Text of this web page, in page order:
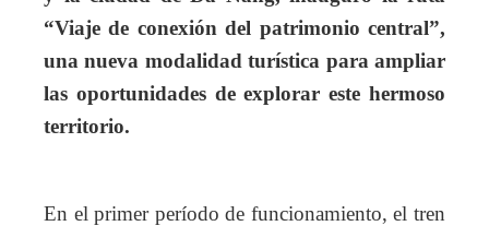
“Viaje de conexión del patrimonio central”,
una nueva modalidad turística para ampliar
las oportunidades de explorar este hermoso
territorio.
En el primer período de funcionamiento, el tren